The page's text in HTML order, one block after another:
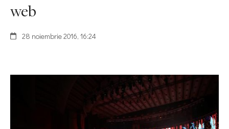
web
28 noiembrie 2016, 16:24